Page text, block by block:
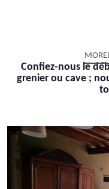
Confiez-nous le
grenier ou cave ;